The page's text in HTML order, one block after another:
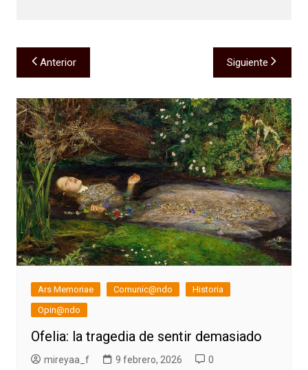
Navegación
de
entradas
Anterior Siguiente
Ars Memoriae Comunic@ndo
Historia
Opin@ndo
Ofelia: la tragedia de sentir demasiado
mireyaa_f 9 febrero, 2026 0